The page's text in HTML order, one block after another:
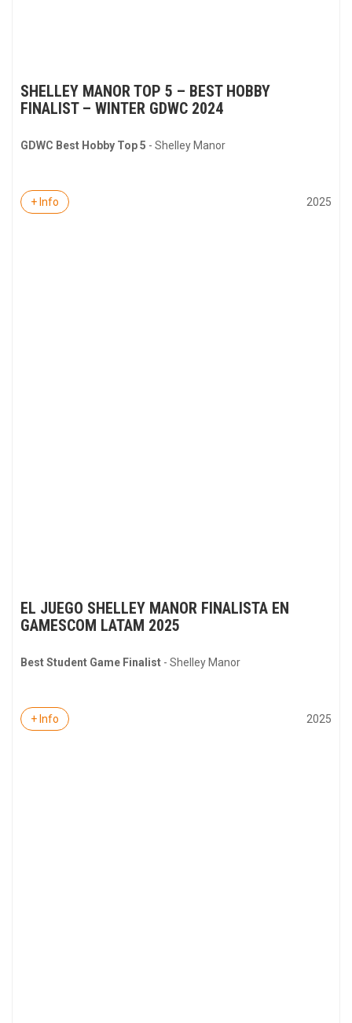
SHELLEY MANOR TOP 5 – BEST HOBBY
FINALIST – WINTER GDWC 2024
GDWC Best Hobby Top 5 - Shelley Manor
+ Info 2025
EL JUEGO SHELLEY MANOR FINALISTA EN
GAMESCOM LATAM 2025
Best Student Game Finalist - Shelley Manor
+ Info 2025